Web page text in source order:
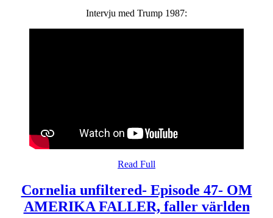
Intervju med Trump 1987:
Read Full
Cornelia unfiltered- Episode 47- OM
AMERIKA FALLER, faller världen